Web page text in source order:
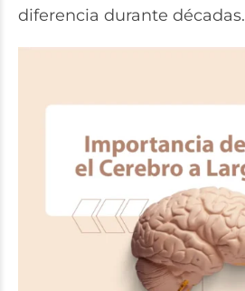
diferencia durante décadas.